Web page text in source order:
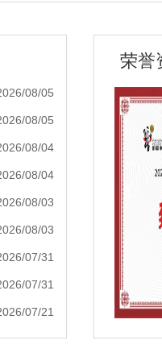
08/05
08/05
08/04
08/04
08/03
08/03
07/31
07/31
07/21
荣誉